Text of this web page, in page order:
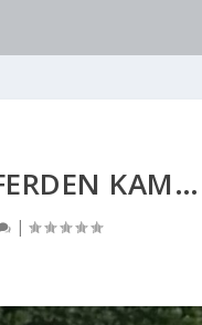
KAM…
|